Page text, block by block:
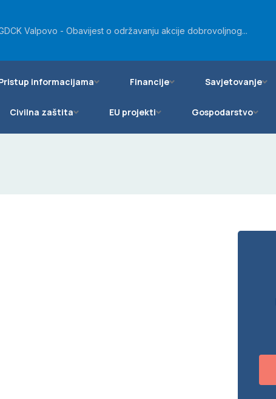
Valpovo - Obavijest o održavanju akcije dobrovoljnog...
informacijama Financije Savjetovanje
Civilna zaštita EU projekti Gospodarstvo